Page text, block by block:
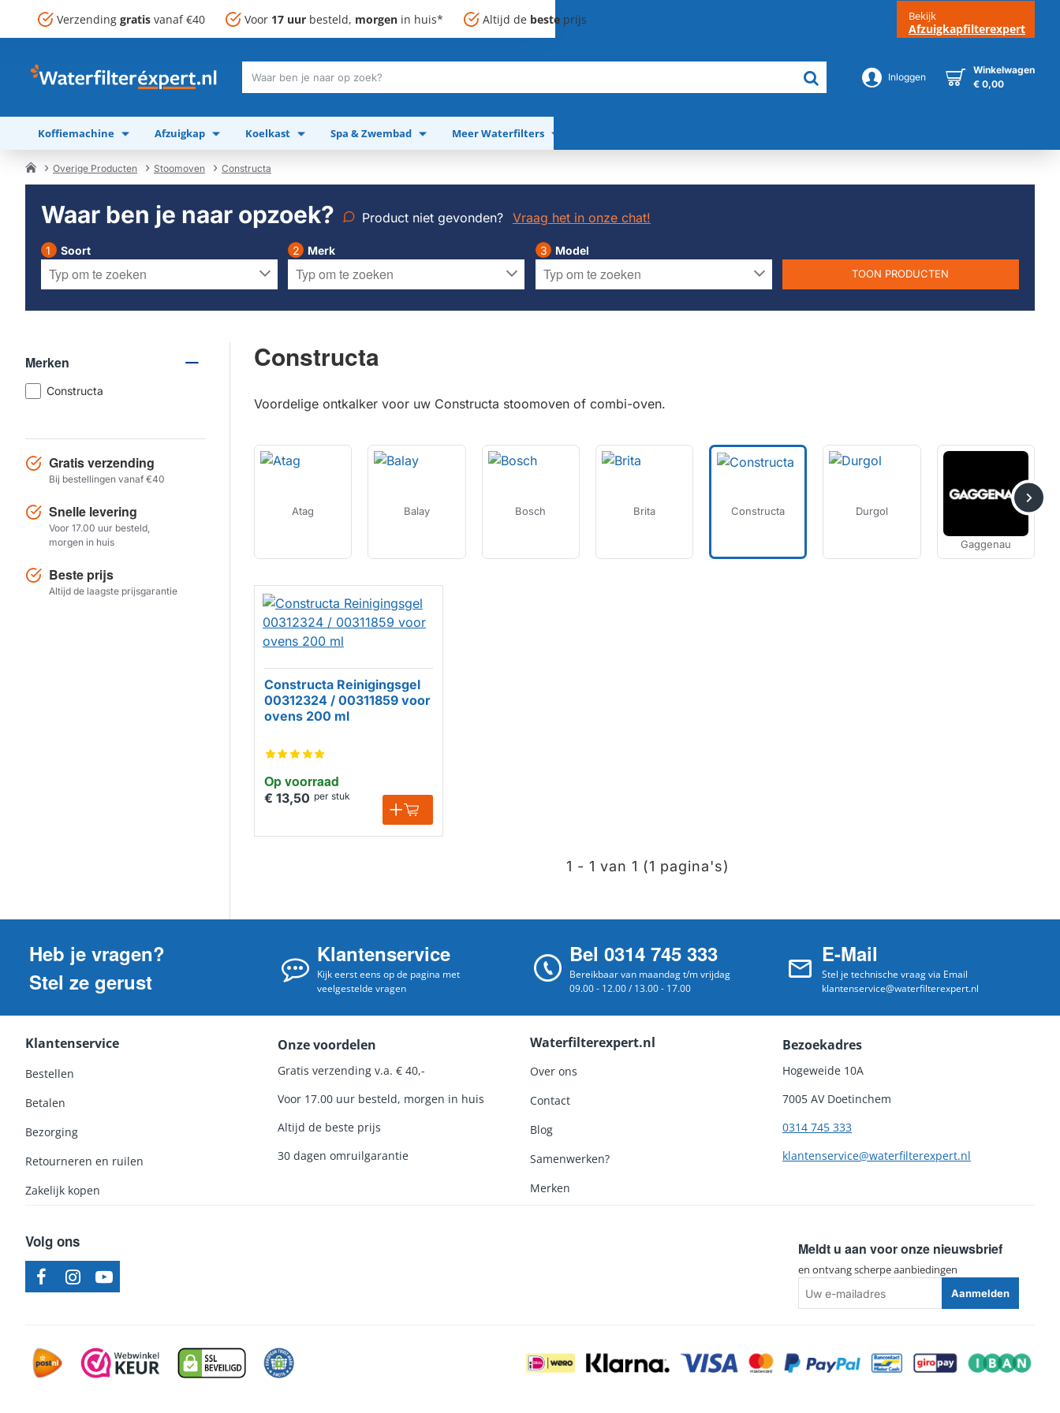
Verzending gratis vanaf €40 Voor 17 uur besteld, morgen in huis* Altijd de beste prijs Bekijk
Afzuigkapfilterexpert
Waar
je
naar
op
zoek?
Inloggen
Winkelwagen
€ 0,00
Koffiemachine Afzuigkap Koelkast Spa & Zwembad Meer Waterfilters
Overige Producten Stoomoven Constructa
Waar ben je naar opzoek? Product niet gevonden? Vraag het in onze chat!
Soort Merk Model
TOON PRODUCTEN
Merken
Constructa
Gratis verzending
Bij bestellingen vanaf €40
Snelle levering
Voor 17.00 uur besteld,
morgen in huis
Beste prijs
Altijd de laagste prijsgarantie
Constructa
Voordelige ontkalker voor uw Constructa stoomoven of combi-oven.
Atag Balay Bosch Brita Constructa Durgol
Gaggenau
Op voorraad
Constructa Reinigingsgel
00312324 / 00311859 voor
ovens 200 ml
€ 13,50 per stuk
1 - 1 van 1 (1 pagina's)
Heb je vragen?
Stel ze gerust
Klantenservice
Kijk eerst eens op de pagina met
veelgestelde vragen
Bel 0314 745 333
Bereikbaar van maandag t/m vrijdag
09.00 - 12.00 / 13.00 - 17.00
E-Mail
Stel je technische vraag via Email
klantenservice@waterfilterexpert.nl
Klantenservice
Bestellen
Betalen
Bezorging
Retourneren en ruilen
Zakelijk kopen
Onze voordelen
Gratis verzending v.a. € 40,-
Voor 17.00 uur besteld, morgen in huis
Altijd de beste prijs
30 dagen omruilgarantie
Waterfilterexpert.nl
Over ons
Contact
Blog
Samenwerken?
Merken
Bezoekadres
Hogeweide 10A
7005 AV Doetinchem
0314 745 333
klantenservice@waterfilterexpert.nl
Volg ons Meldt u aan voor onze nieuwsbrief
en ontvang scherpe aanbiedingen
e-
Aanmelden